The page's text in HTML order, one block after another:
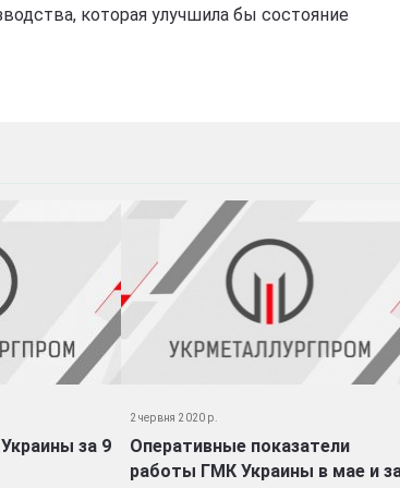
которая улучшила бы состояние
за 9
2 червня 2020 р.
Оперативные показатели
работы ГМК Украины в мае и